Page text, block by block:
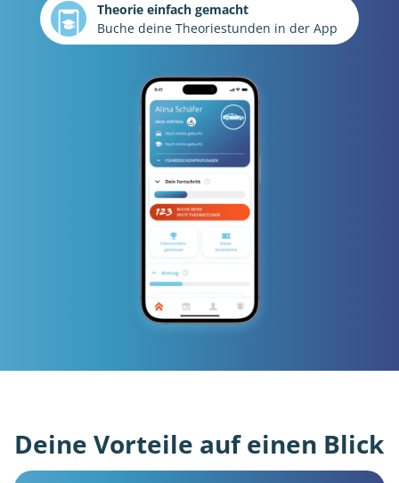
Theorie einfach gemacht
Buche deine Theoriestunden in der App
Deine Vorteile auf einen Blick